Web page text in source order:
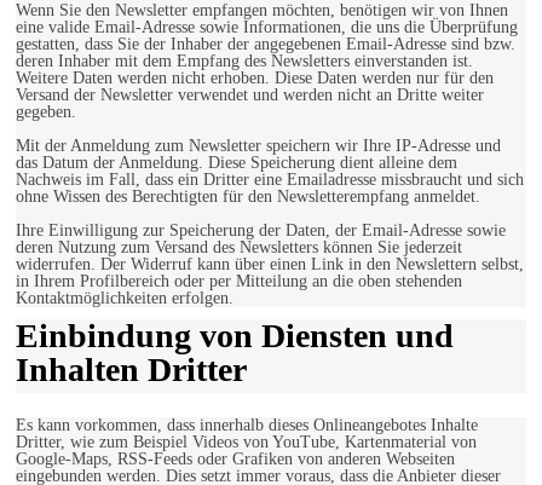
Wenn Sie den Newsletter empfangen möchten, benötigen wir von Ihnen
eine valide Email-Adresse sowie Informationen, die uns die Überprüfung
gestatten, dass Sie der Inhaber der angegebenen Email-Adresse sind bzw.
deren Inhaber mit dem Empfang des Newsletters einverstanden ist.
Weitere Daten werden nicht erhoben. Diese Daten werden nur für den
Versand der Newsletter verwendet und werden nicht an Dritte weiter
gegeben.
Mit der Anmeldung zum Newsletter speichern wir Ihre IP-Adresse und
das Datum der Anmeldung. Diese Speicherung dient alleine dem
Nachweis im Fall, dass ein Dritter eine Emailadresse missbraucht und sich
ohne Wissen des Berechtigten für den Newsletterempfang anmeldet.
Ihre Einwilligung zur Speicherung der Daten, der Email-Adresse sowie
deren Nutzung zum Versand des Newsletters können Sie jederzeit
widerrufen. Der Widerruf kann über einen Link in den Newslettern selbst,
in Ihrem Profilbereich oder per Mitteilung an die oben stehenden
Kontaktmöglichkeiten erfolgen.
Einbindung von Diensten und
Inhalten Dritter
Es kann vorkommen, dass innerhalb dieses Onlineangebotes Inhalte
Dritter, wie zum Beispiel Videos von YouTube, Kartenmaterial von
Google-Maps, RSS-Feeds oder Grafiken von anderen Webseiten
eingebunden werden. Dies setzt immer voraus, dass die Anbieter dieser